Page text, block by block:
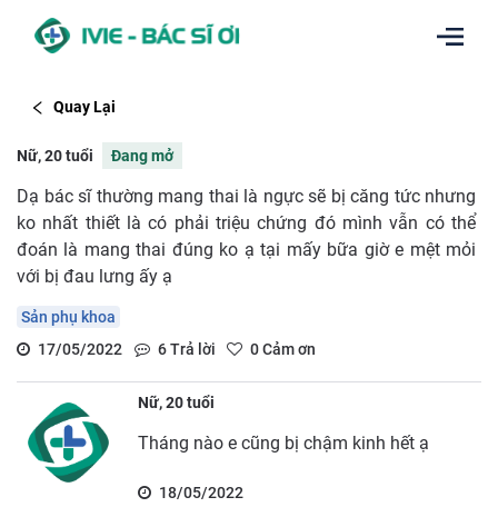
Quay Lại
Nữ, 20 tuổi Đang mở
Dạ bác sĩ thường mang thai là ngực sẽ bị căng tức nhưng
ko nhất thiết là có phải triệu chứng đó mình vẫn có thể
đoán là mang thai đúng ko ạ tại mấy bữa giờ e mệt mỏi
với bị đau lưng ấy ạ
Sản phụ khoa
17/05/2022
6Trả lời 0Cảm ơn
Nữ, 20 tuổi
Tháng nào e cũng bị chậm kinh hết ạ
18/05/2022